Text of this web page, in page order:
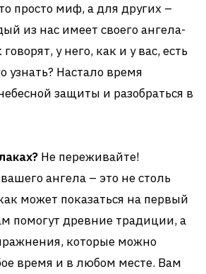
просто миф, а для других –
из нас имеет своего ангела-
у него, как и у вас, есть
узнать? Настало время
защиты и разобраться в
Не переживайте!
ангела – это не столь
может показаться на первый
помогут древние традиции, а
которые можно
время и в любом месте. Вам